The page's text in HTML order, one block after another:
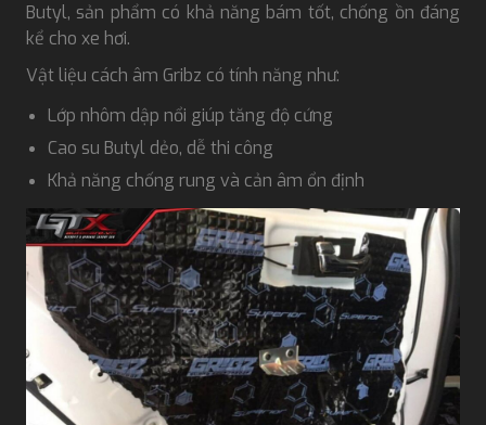
Butyl, sản phẩm có khả năng bám tốt, chống ồn đáng
kể cho xe hơi.
Vật liệu cách âm Gribz có tính năng như:
Lớp nhôm dập nổi giúp tăng độ cứng
Cao su Butyl dẻo, dễ thi công
Khả năng chống rung và cản âm ổn định